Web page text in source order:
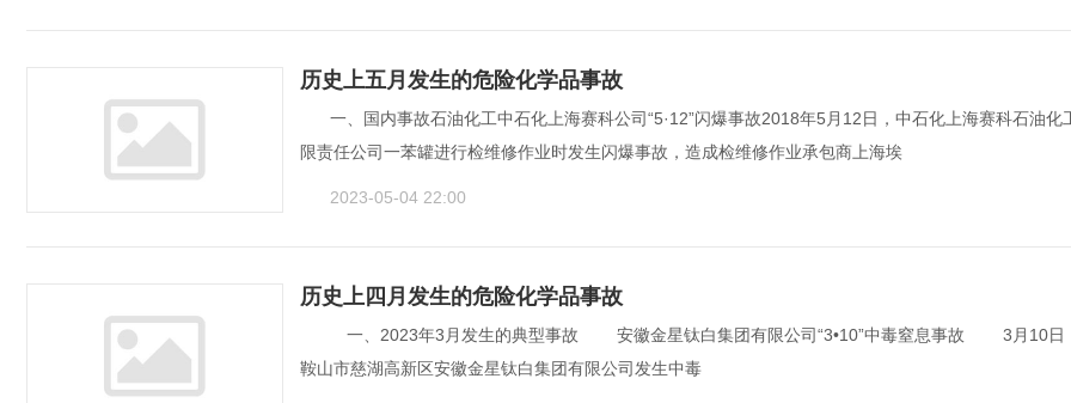
历史上五月发生的危险化学品事故
一、国内事故石油化工中石化上海赛科公司“5·12”闪爆事故2018年5月12日，中石化上海赛科石油化
限责任公司一苯罐进行检维修作业时发生闪爆事故，造成检维修作业承包商上海埃
2023-05-04 22:00
历史上四月发生的危险化学品事故
一、2023年3月发生的典型事故 　　安徽金星钛白集团有限公司“3•10”中毒窒息事故 　　3月10日
鞍山市慈湖高新区安徽金星钛白集团有限公司发生中毒